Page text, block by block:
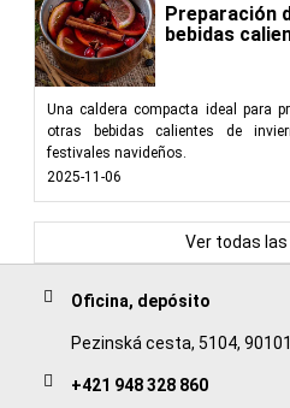
Preparación
bebidas
Una caldera compacta ideal para
otras bebidas calientes de
festivales navideños.
2025-11-06
Ver todas
Oficina, depósito
Pezinská cesta, 5104,
+421 948 328 860